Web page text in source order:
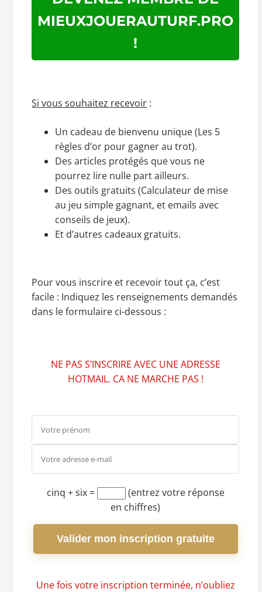
MIEUXJOUERAUTURF.PRO
!
Si vous souhaitez recevoir :
Un cadeau de bienvenu unique (Les 5
règles d’or pour gagner au trot).
Des articles protégés que vous ne
pourrez lire nulle part ailleurs.
Des outils gratuits (Calculateur de mise
au jeu simple gagnant, et emails avec
conseils de jeux).
Et d’autres cadeaux gratuits.
Pour vous inscrire et recevoir tout ça, c’est
facile : Indiquez les renseignements demandés
dans le formulaire ci-dessous :
NE PAS S’INSCRIRE AVEC UNE ADRESSE
HOTMAIL. CA NE MARCHE PAS !
cinq + six =
(entrez votre réponse
en chiffres)
Valider mon inscription gratuite
Une fois votre inscription terminée, n’oubliez